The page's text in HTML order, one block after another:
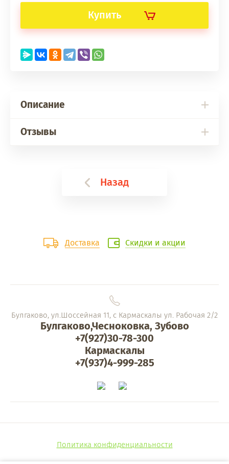
Купить
Описание
Отзывы
Назад
Доставка Скидки и акции
Булгаково, ул.Шоссейная 11, с Кармаскалы ул. Рабочая 2/2
Булгаково,Чесноковка, Зубово
+7(927)30-78-300
Кармаскалы
+7(937)4-999-285
Политика конфиденциальности